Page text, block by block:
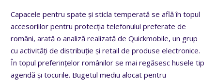
Capacele pentru spateşi sticla temperată se află în topul
accesoriilor pentru protecţia telefonului preferate de
români, arată o analiză realizată de Quickmobile, un grup
cu activităţi de distribuţie şi retail de produse electronice.
În topul preferințelor românilor se mai regăsesc husele tip
agendă și tocurile. Bugetul mediu alocat pentru